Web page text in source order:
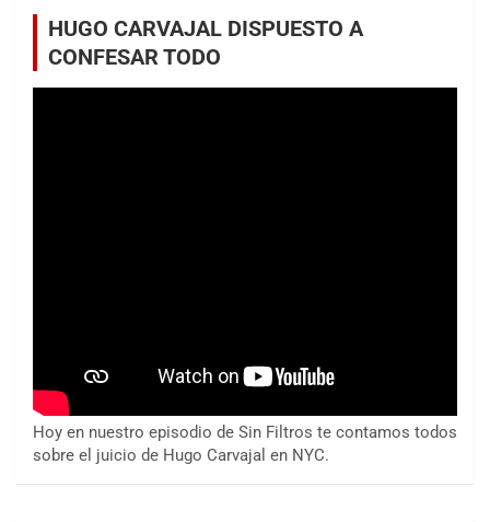
HUGO CARVAJAL DISPUESTO A
CONFESAR TODO
Hoy en nuestro episodio de Sin Filtros te contamos todos
sobre el juicio de Hugo Carvajal en NYC.